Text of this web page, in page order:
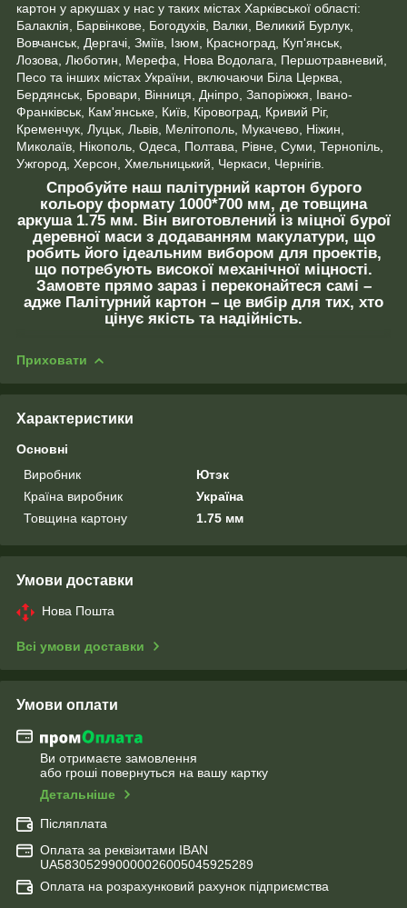
картон у аркушах у нас у таких містах Харківської області:
Балаклія, Барвінкове, Богодухів, Валки, Великий Бурлук,
Вовчанськ, Дергачі, Зміїв, Ізюм, Красноград, Куп'янськ,
Лозова, Люботин, Мерефа, Нова Водолага, Першотравневий,
Песо та інших містах України, включаючи Біла Церква,
Бердянськ, Бровари, Вінниця, Дніпро, Запоріжжя, Івано-
Франківськ, Кам'янське, Київ, Кіровоград, Кривий Ріг,
Кременчук, Луцьк, Львів, Мелітополь, Мукачево, Ніжин,
Миколаїв, Нікополь, Одеса, Полтава, Рівне, Суми, Тернопіль,
Ужгород, Херсон, Хмельницький, Черкаси, Чернігів.
Спробуйте наш палітурний картон бурого
кольору формату 1000*700 мм, де товщина
аркуша 1.75 мм. Він виготовлений із міцної бурої
деревної маси з додаванням макулатури, що
робить його ідеальним вибором для проектів,
що потребують високої механічної міцності.
Замовте прямо зараз і переконайтеся самі –
адже Палітурний картон – це вибір для тих, хто
цінує якість та надійність.
Приховати
Характеристики
Основні
Виробник
Ютэк
Країна виробник
Україна
Товщина картону
1.75 мм
Умови доставки
Нова Пошта
Всі умови доставки
Умови оплати
Ви отримаєте замовлення
або гроші повернуться на вашу картку
Детальніше
Післяплата
Оплата за реквізитами IBAN
UA583052990000026005045925289
Оплата на розрахунковий рахунок підприємства